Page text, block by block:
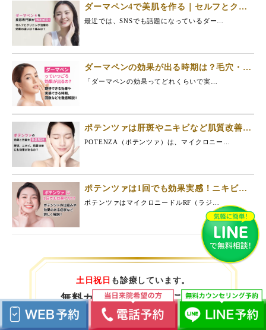
ダーマペン4で美肌を作る｜セルフとクリ
ニック治療での効果の違い、痛みなど美容
最近では、SNSでも話題になっているダー…
ダーマペンの効果が出る時期は？毛穴・ニ
キビ跡はいつ治る？
「ダーマペンの効果ってどれくらいで実…
ポテンツァは肝斑やニキビなど肌質改善で
きる？その効果と性能を徹底解説
POTENZA（ポテンツァ）は、マイクロニー…
ポテンツァは1回でも効果実感！ニキビ跡/
毛穴/肝斑が治る時期
ポテンツァはマイクロニードルRF（ラジ…
土日祝日 も診療しています。
無料カウンセリングはこちら
診療時間